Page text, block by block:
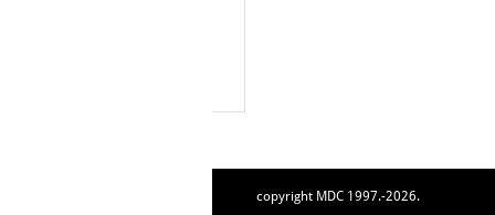
copyright MDC 1997.-2026.